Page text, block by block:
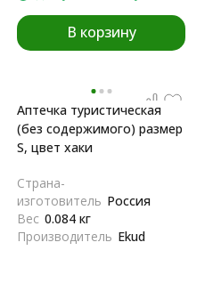
В корзину
Аптечка туристическая
(без содержимого) размер
S, цвет хаки
Страна-
изготовитель Россия
Вес 0.084 кг
Производитель Ekud